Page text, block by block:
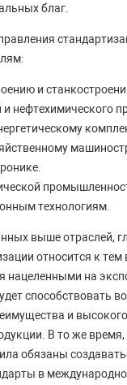
благ.
и
нефтехимического
технологиям.
выше отраслей,
относится к
нацеленными на
способствовать
и
В то же
обязаны
в